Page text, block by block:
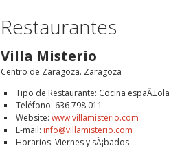
Restaurantes
Villa Misterio
Centro de Zaragoza. Zaragoza
Tipo de Restaurante: Cocina espaÃ±ola
Teléfono: 636 798 011
Website: www.villamisterio.com
E-mail: info@villamisterio.com
Horarios: Viernes y sÃ¡bados